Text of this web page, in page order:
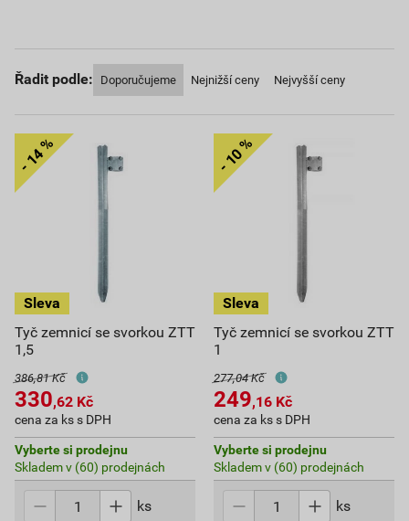
Řadit podle: Doporučujeme Nejnižší ceny Nejvyšší ceny
Tyč zemnicí se svorkou ZTT
1,5
386,81 Kč
330,62 Kč
cena za ks s DPH
Vyberte si prodejnu
Skladem v (60) prodejnách
ks
Tyč zemnicí se svorkou ZTT
1
277,04 Kč
249,16 Kč
cena za ks s DPH
Vyberte si prodejnu
Skladem v (60) prodejnách
ks